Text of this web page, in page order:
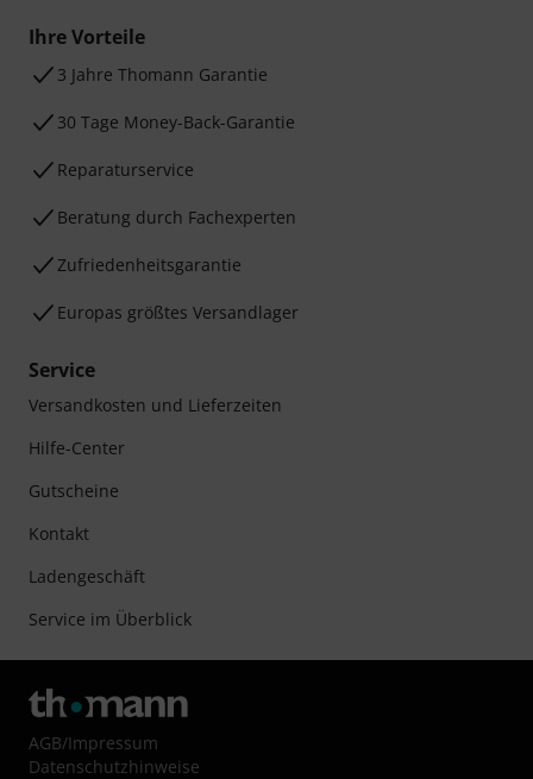
Ihre Vorteile
3 Jahre Thomann Garantie
30 Tage Money-Back-Garantie
Reparaturservice
Beratung durch Fachexperten
Zufriedenheitsgarantie
Europas größtes Versandlager
Service
Versandkosten und Lieferzeiten
Hilfe-Center
Gutscheine
Kontakt
Ladengeschäft
Service im Überblick
AGB/Impressum
Datenschutzhinweise